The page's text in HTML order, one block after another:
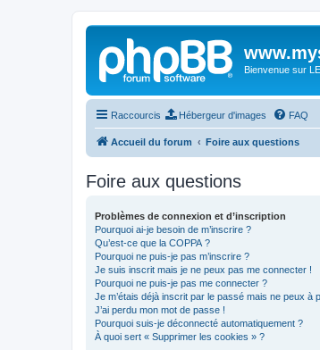
Bienvenue sur
Raccourcis Hébergeur d'images FAQ
Accueil du forum Foire aux questions
Foire aux questions
Problèmes de connexion et d’inscription
Pourquoi ai-je besoin de m’inscrire ?
Qu’est-ce que la COPPA ?
Pourquoi ne puis-je pas m’inscrire ?
Je suis inscrit mais je ne peux pas me connecter !
Pourquoi ne puis-je pas me connecter ?
Je m’étais déjà inscrit par le passé mais ne peux à
J’ai perdu mon mot de passe !
Pourquoi suis-je déconnecté automatiquement ?
À quoi sert « Supprimer les cookies » ?